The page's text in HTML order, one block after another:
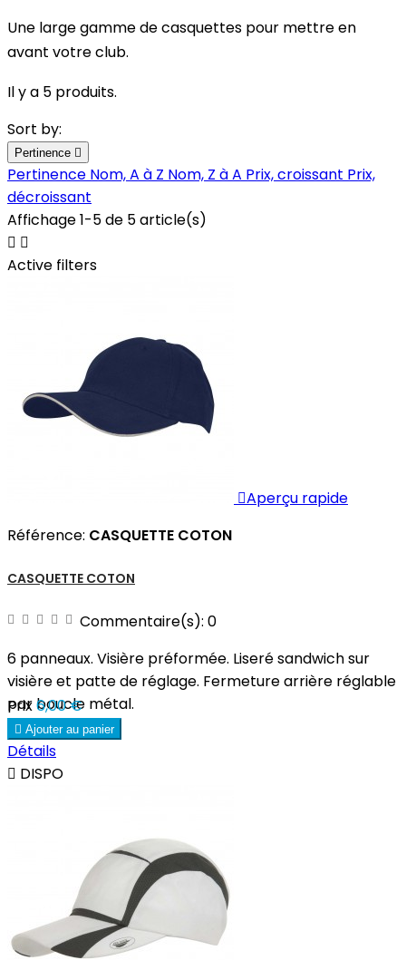
Une large gamme de casquettes pour mettre en
avant votre club.
Il y a 5 produits.
Sort by:
Pertinence 
Pertinence Nom, A à Z Nom, Z à A Prix, croissant Prix,
décroissant
Affichage 1-5 de 5 article(s)
 
Active filters
Aperçu rapide
Référence: CASQUETTE COTON
CASQUETTE COTON
Commentaire(s): 0
6 panneaux. Visière préformée. Liseré sandwich sur
visière et patte de réglage. Fermeture arrière réglable
par boucle métal.
Prix6,00 €
 Ajouter au panier
Détails
 DISPO